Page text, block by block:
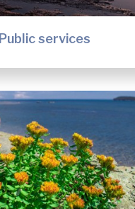
Public services